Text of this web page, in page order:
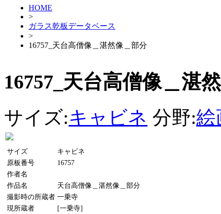
HOME
>
ガラス乾板データベース
>
16757_天台高僧像＿湛然像＿部分
16757_天台高僧像＿湛
サイズ:キャビネ 分野:絵
サイズ
キャビネ
原板番号
16757
作者名
作品名
天台高僧像＿湛然像＿部分
撮影時の所蔵者 一乗寺
現所蔵者
[一乗寺]